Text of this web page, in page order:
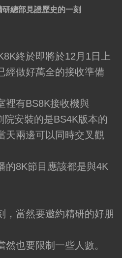
總部見證歷史的一刻
終於即將於12月1日上
經做好萬全的接收準備
裡有BS8K接收機與
院安裝的是BS4K版本的
天兩邊可以同時交叉觀
的8K節目應該都是與4K
，當然要邀約精研的好朋
也要限制一些人數。